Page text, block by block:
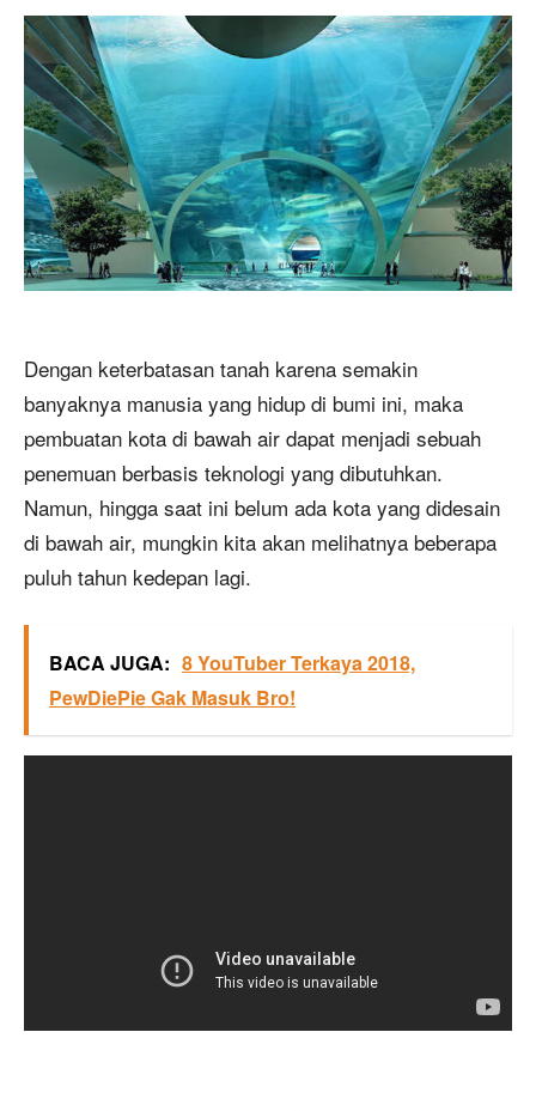
Dengan keterbatasan tanah karena semakin
banyaknya manusia yang hidup di bumi ini, maka
pembuatan kota di bawah air dapat menjadi sebuah
penemuan berbasis teknologi yang dibutuhkan.
Namun, hingga saat ini belum ada kota yang didesain
di bawah air, mungkin kita akan melihatnya beberapa
puluh tahun kedepan lagi.
BACA JUGA: 8 YouTuber Terkaya 2018,
PewDiePie Gak Masuk Bro!